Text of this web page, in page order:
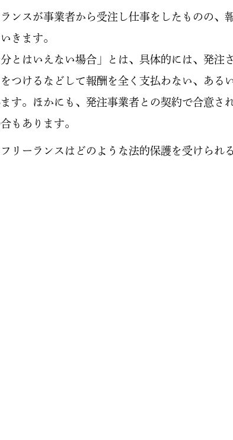
ンスが事業者から受注し仕事をしたものの、
きます。
分とはいえない場合」とは、具体的には、発注
つけるなどして報酬を全く支払わない、ある
す。ほかにも、発注事業者との契約で合意さ
もあります。
リーランスはどのような法的保護を受けられ